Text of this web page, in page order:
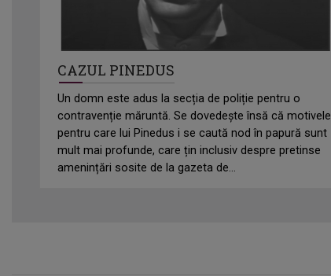
CAZUL PINEDUS
Un domn este adus la secția de poliție pentru o
contravenție măruntă. Se dovedește însă că motivele
pentru care lui Pinedus i se caută nod în papură sunt
mult mai profunde, care țin inclusiv despre pretinse
amenințări sosite de la gazeta de...